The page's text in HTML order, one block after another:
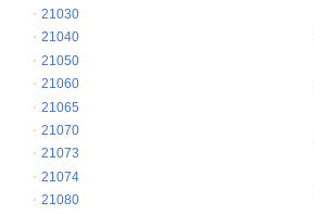
21030
21040
21050
21060
21065
21070
21073
21074
21080